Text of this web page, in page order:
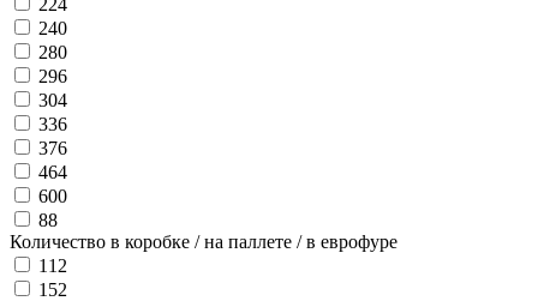
224
240
280
296
304
336
376
464
600
88
Количество в коробке / на паллете / в еврофуре
112
152